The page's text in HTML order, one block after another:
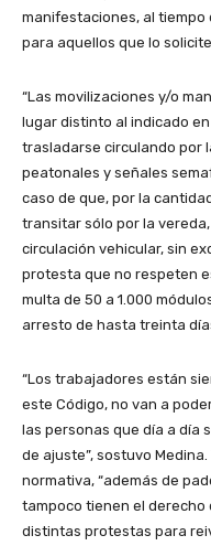
manifestaciones, al tiempo
para aquellos que lo
“Las movilizaciones y/o
lugar distinto al indicado
trasladarse circulando por
peatonales y señales
caso de que, por la
transitar sólo por la
circulación vehicular, sin
protesta que no respeten
multa de 50 a 1.000
arresto de hasta treinta
“Los trabajadores están
este Código, no van a
las personas que día a día
de ajuste”, sostuvo
normativa, “además de
tampoco tienen el derecho
distintas protestas para